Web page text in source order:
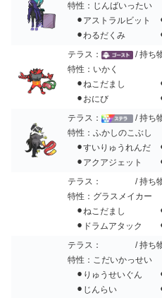
特性：じんばいったい
⚫︎アストラルビット
⚫︎わるだくみ ⚫︎
テラス：
/ 持ち
特性：いかく
⚫︎ねこだまし ⚫︎
⚫︎おにび ⚫︎す
テラス：
/ 持ち
特性：ふかしのこぶし
⚫︎すいりゅうれんだ
⚫︎アクアジェット
テラス：
/ 持ち
特性：グラスメイカー
⚫︎ねこだまし ⚫︎
⚫︎ドラムアタック ⚫︎
テラス：
/ 持ち
特性：こだいかっせい
⚫︎りゅうせいぐん ⚫︎
⚫︎じんらい ⚫︎